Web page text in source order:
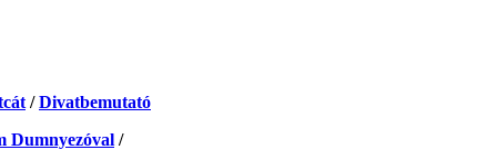
/Divatbemutató
Dumnyezóval /